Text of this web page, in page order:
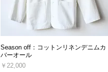
Season off：コットンリネンデニムカ
バーオール
価格
￥22,000